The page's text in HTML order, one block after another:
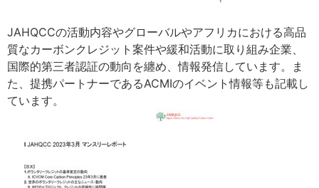
JAHQCCの活動内容やグローバルやアフリカにおける高品
質なカーボンクレジット案件や緩和活動に取り組み企業、
国際的第三者認証の動向を纏め、情報発信しています。ま
た、提携パートナーであるACMIのイベント情報等も記載し
ています。​